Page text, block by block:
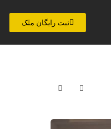
ثبت رایگان ملک